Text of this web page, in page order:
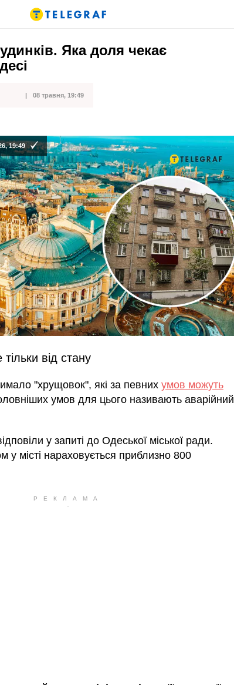
Яка доля чекає
08 травня, 19:49
19:49
від стану
"хрущовок", які за певних умов можуть
умов для цього називають аварійний
у запиті до Одеської міської ради.
місті нараховується приблизно 800